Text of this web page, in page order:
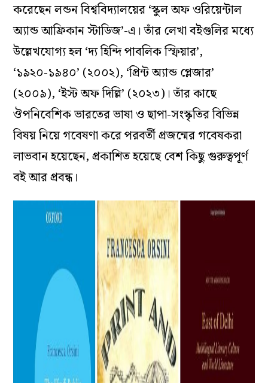
করেছেন লন্ডন বিশ্ববিদ্যালয়ের ‘স্কুল অফ ওরিয়েন্টাল
অ্যান্ড আফ্রিকান স্টাডিজ’-এ। তাঁর লেখা বইগুলির মধ্যে
উল্লেখযোগ্য হল ‘দ্য হিন্দি পাবলিক স্ফিয়ার’,
‘১৯২০-১৯৪০’ (২০০২), ‘প্রিন্ট অ্যান্ড প্লেজার’
(২০০৯), ‘ইস্ট অফ দিল্লি’ (২০২৩)। তাঁর কাছে
ঔপনিবেশিক ভারতের ভাষা ও ছাপা-সংস্কৃতির বিভিন্ন
বিষয় নিয়ে গবেষণা করে পরবর্তী প্রজন্মের গবেষকরা
লাভবান হয়েছেন, প্রকাশিত হয়েছে বেশ কিছু গুরুত্বপূর্ণ
বই আর প্রবন্ধ।